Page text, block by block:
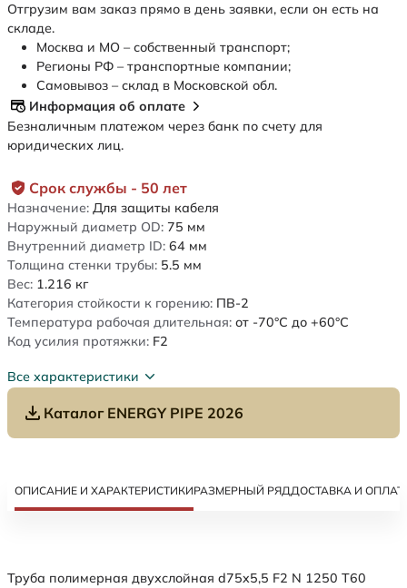
Срок службы - 50 лет
Назначение: Для защиты кабеля
Наружный диаметр OD: 75 мм
Внутренний диаметр ID: 64 мм
Толщина стенки трубы: 5.5 мм
Вес: 1.216 кг
Категория стойкости к горению: ПВ-2
Температура рабочая длительная: от -70°C до +60°C
Код усилия протяжки: F2
Все характеристики
Каталог ENERGY PIPE 2026
Отгрузим вам заказ прямо в день заявки, если он есть на
складе.
Москва и МО – собственный транспорт;
Регионы РФ – транспортные компании;
Самовывоз – склад в Московской обл.
Информация об оплате
Безналичным платежом через банк по счету для
юридических лиц.
ОПИСАНИЕ И ХАРАКТЕРИСТИКИРАЗМЕРНЫЙ РЯДДОСТАВКА И
Труба полимерная двухслойная d75x5,5 F2 N 1250 Т60